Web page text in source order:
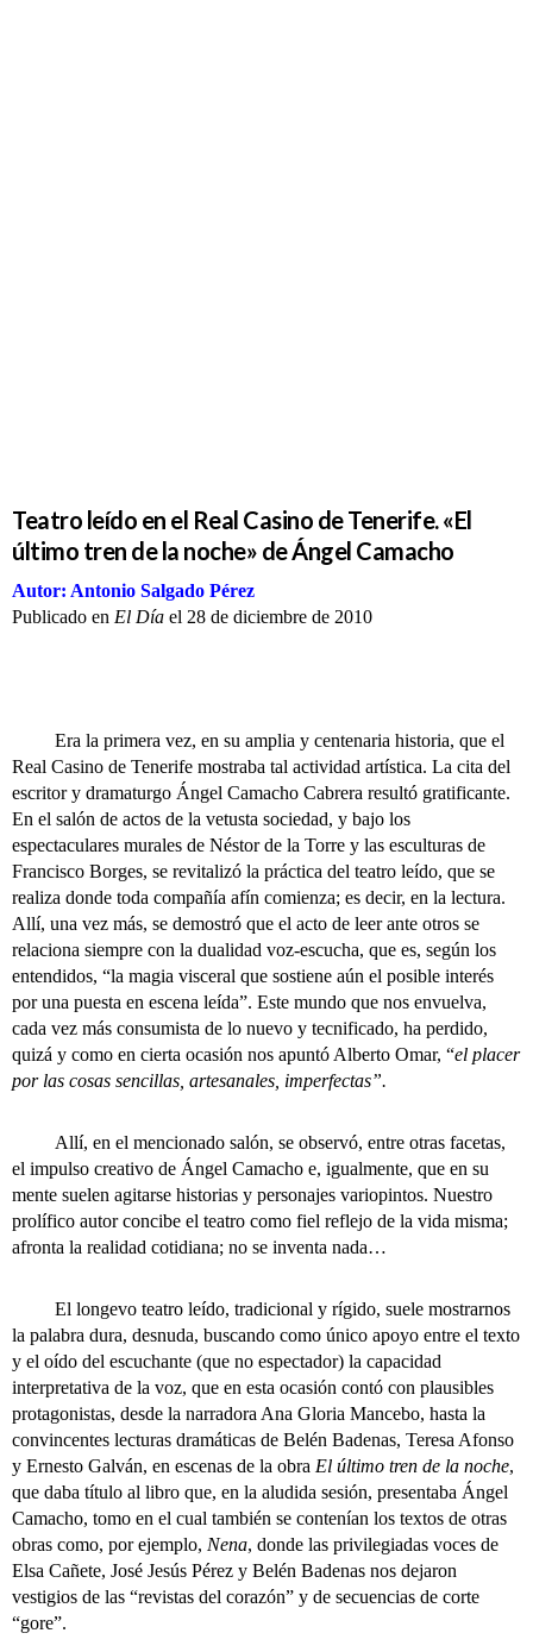
Teatro leído en el Real Casino de Tenerife. «El
último tren de la noche» de Ángel Camacho
Autor: Antonio Salgado Pérez
Publicado en El Día el 28 de diciembre de 2010
Era la primera vez, en su amplia y centenaria historia, que el
Real Casino de Tenerife mostraba tal actividad artística. La cita del
escritor y dramaturgo Ángel Camacho Cabrera resultó gratificante.
En el salón de actos de la vetusta sociedad, y bajo los
espectaculares murales de Néstor de la Torre y las esculturas de
Francisco Borges, se revitalizó la práctica del teatro leído, que se
realiza donde toda compañía afín comienza; es decir, en la lectura.
Allí, una vez más, se demostró que el acto de leer ante otros se
relaciona siempre con la dualidad voz-escucha, que es, según los
entendidos, “la magia visceral que sostiene aún el posible interés
por una puesta en escena leída”. Este mundo que nos envuelva,
cada vez más consumista de lo nuevo y tecnificado, ha perdido,
quizá y como en cierta ocasión nos apuntó Alberto Omar, “el placer
por las cosas sencillas, artesanales, imperfectas”.
Allí, en el mencionado salón, se observó, entre otras facetas,
el impulso creativo de Ángel Camacho e, igualmente, que en su
mente suelen agitarse historias y personajes variopintos. Nuestro
prolífico autor concibe el teatro como fiel reflejo de la vida misma;
afronta la realidad cotidiana; no se inventa nada…
El longevo teatro leído, tradicional y rígido, suele mostrarnos
la palabra dura, desnuda, buscando como único apoyo entre el texto
y el oído del escuchante (que no espectador) la capacidad
interpretativa de la voz, que en esta ocasión contó con plausibles
protagonistas, desde la narradora Ana Gloria Mancebo, hasta la
convincentes lecturas dramáticas de Belén Badenas, Teresa Afonso
y Ernesto Galván, en escenas de la obra El último tren de la noche,
que daba título al libro que, en la aludida sesión, presentaba Ángel
Camacho, tomo en el cual también se contenían los textos de otras
obras como, por ejemplo, Nena, donde las privilegiadas voces de
Elsa Cañete, José Jesús Pérez y Belén Badenas nos dejaron
vestigios de las “revistas del corazón” y de secuencias de corte
“gore”.